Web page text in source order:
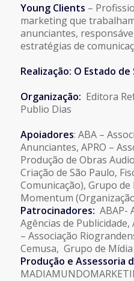
Young Clients –
marketing que
anunciantes,
estratégias de
Realização: O Estado de
Organização: Editora
Publio Dias
Apoiadores: ABA –
Anunciantes, APRO –
Produção de Obras
Criação de São Paulo,
Comunicação), Grupo
Momentum
Patrocinadores: ABAP-
Agências de Publicidade,
– Associação
Cemusa, Grupo de Mídia
Produção e Assessoria